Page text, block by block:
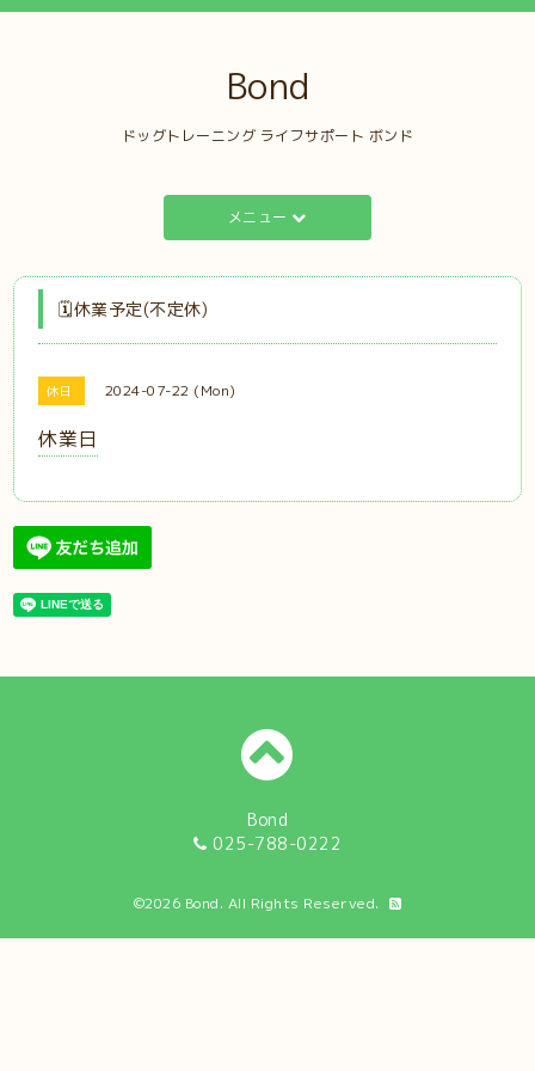
Bond
ドッグトレーニング ライフサポート ボンド
メニュー
🗓️休業予定(不定休)
休日 2024-07-22 (Mon)
休業日
Bond
025-788-0222
©2026 Bond. All Rights Reserved.